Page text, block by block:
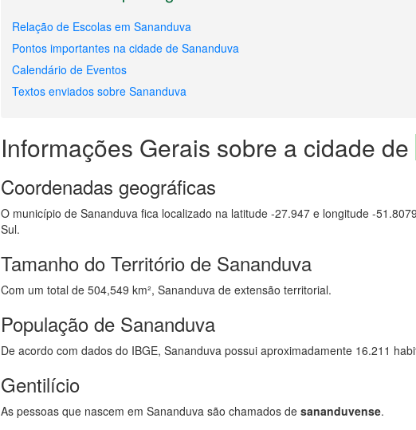
Relação de Escolas em Sananduva
Pontos importantes na cidade de Sananduva
Calendário de Eventos
Textos enviados sobre Sananduva
Informações Gerais sobre a cidade de
Coordenadas geográficas
O município de Sananduva fica localizado na latitude -27.947 e longitude -
Sul.
Tamanho do Território de Sananduva
Com um total de 504,549 km², Sananduva de extensão territorial.
População de Sananduva
De acordo com dados do IBGE, Sananduva possui aproximadamente 16.211
Gentilício
As pessoas que nascem em Sananduva são chamados desananduvense.